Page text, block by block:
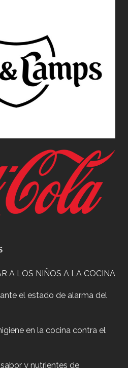
A LOS NIÑOS A LA COCINA
el estado de alarma del
en la cocina contra el
y nutrientes de